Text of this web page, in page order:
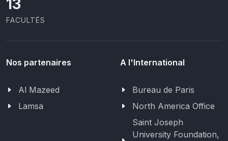
13
FACULTÉS
Nos partenaires
Al Mazeed
Lamsa
A l'International
Bureau de Paris
North America Office
Saint Joseph
University Foundation,